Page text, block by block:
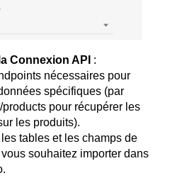
Connexion API :
nécessaires pour
spécifiques (par
pour récupérer les
les produits).
tables et les champs de
souhaitez importer dans